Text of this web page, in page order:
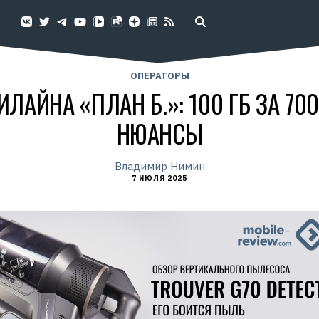
ОПЕРАТОРЫ
«ПЛАН Б.»: 100 ГБ ЗА
НЮАНСЫ
Владимир Нимин
7 ИЮЛЯ 2025